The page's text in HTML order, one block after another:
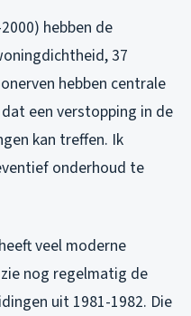
hebben de
37
hebben centrale
een verstopping in de
kan treffen. Ik
onderhoud te
veel moderne
nog regelmatig de
uit 1981-1982. Die